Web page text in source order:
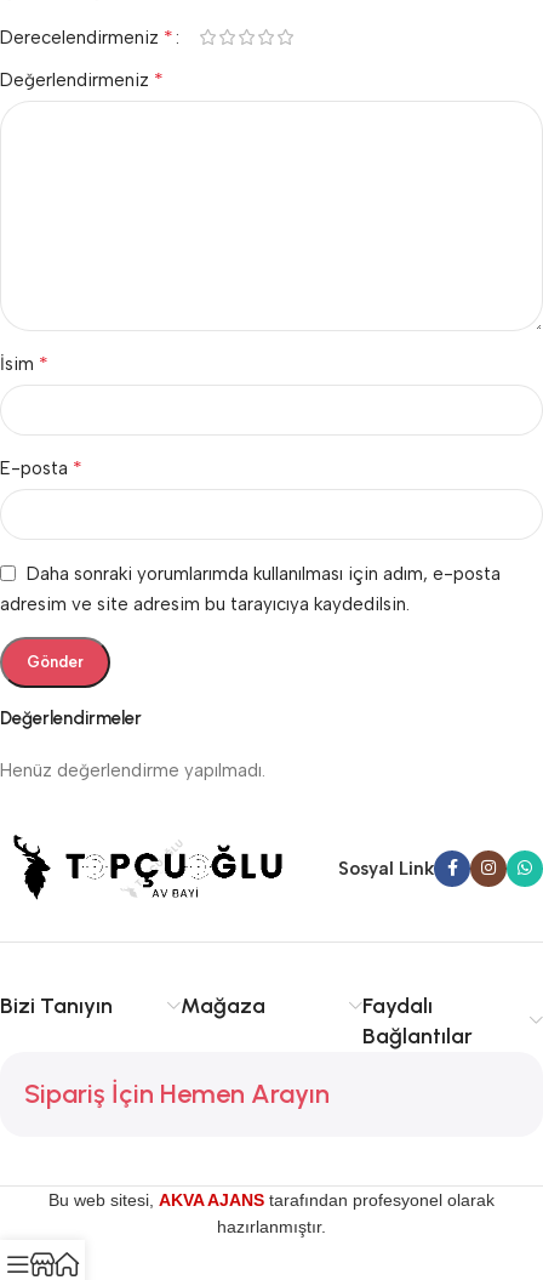
Değerlendirmeler
Henüz değerlendirme yapılmadı.
Derecelendirmeniz *
Değerlendirmeniz *
İsim *
E-posta *
Daha sonraki yorumlarımda kullanılması için adım, e-posta
adresim ve site adresim bu tarayıcıya kaydedilsin.
Sosyal Link
Bizi Tanıyın Mağaza
Faydalı
Bağlantılar
Sipariş İçin Hemen Arayın
Bu web sitesi, AKVA AJANS tarafından profesyonel olarak
hazırlanmıştır.